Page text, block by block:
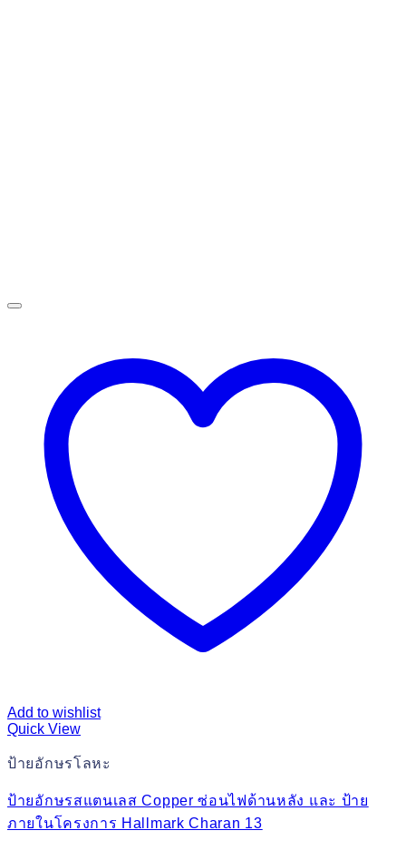
Add to wishlist
Quick View
ป้ายอักษรโลหะ
ป้ายอักษรสแตนเลส Copper ซ่อนไฟด้านหลัง และ ป้าย
ภายในโครงการ Hallmark Charan 13